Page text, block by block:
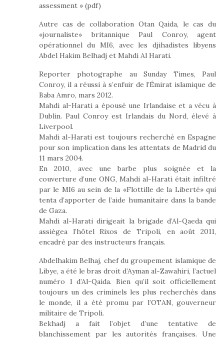
assessment » (pdf)
Autre cas de collaboration Otan Qaida, le cas du
«journaliste» britannique Paul Conroy, agent
opérationnel du MI6, avec les djihadistes libyens
Abdel Hakim Belhadj et Mahdi Al Harati.
Reporter photographe au Sunday Times, Paul
Conroy, il a réussi à s’enfuir de l’Émirat islamique de
Baba Amro, mars 2012.
Mahdi al-Harati a épousé une Irlandaise et a vécu à
Dublin. Paul Conroy est Irlandais du Nord, élevé à
Liverpool.
Mahdi al-Harati est toujours recherché en Espagne
pour son implication dans les attentats de Madrid du
11 mars 2004.
En 2010, avec une barbe plus soignée et la
couverture d’une ONG, Mahdi al-Harati était infiltré
par le MI6 au sein de la «Flottille de la Liberté» qui
tenta d’apporter de l’aide humanitaire dans la bande
de Gaza.
Mahdi al-Harati dirigeait la brigade d’Al-Qaeda qui
assiégea l’hôtel Rixos de Tripoli, en août 2011,
encadré par des instructeurs français.
Abdelhakim Belhaj, chef du groupement islamique de
Libye, a été le bras droit d’Ayman al-Zawahiri, l’actuel
numéro 1 d’Al-Qaida. Bien qu’il soit officiellement
toujours un des criminels les plus recherchés dans
le monde, il a été promu par l’OTAN, gouverneur
militaire de Tripoli.
Bekhadj a fait l’objet d’une tentative de
blanchissement par les autorités françaises. Une